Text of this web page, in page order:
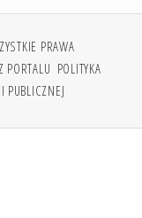
PRAWA
PORTALU POLITYKA
PUBLICZNEJ